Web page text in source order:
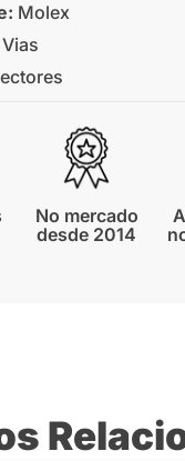
Molex
No mercado
desde 2014